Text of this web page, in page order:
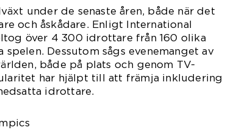
under de senaste åren, både när det
och åskådare. Enligt International
över 4 300 idrottare från 160 olika
Dessutom sågs evenemanget av
både på plats och genom TV-
har hjälpt till att främja inkludering
idrottare.